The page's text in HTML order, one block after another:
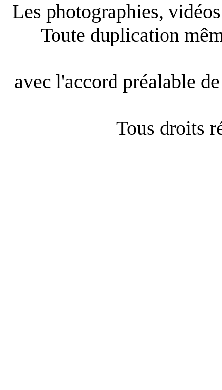
Les photographies,
Toute duplication
avec l'accord préalable
Tous droits